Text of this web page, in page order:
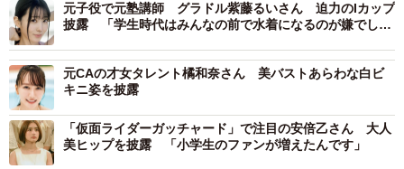
元子役で元塾講師 グラドル紫藤るいさん 迫力のIカップ
披露 「学生時代はみんなの前で水着になるのが嫌でし
元CAの才女タレント橘和奈さん 美バストあらわな白ビ
キニ姿を披露
「仮面ライダーガッチャード」で注目の安倍乙さん 大人
美ヒップを披露 「小学生のファンが増えたんです」